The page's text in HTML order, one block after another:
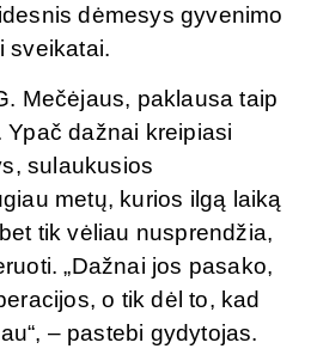
dėmesys gyvenimo
sveikatai.
Mečėjaus, paklausa taip
Ypač dažnai kreipiasi
sulaukusios
metų, kurios ilgą laiką
tik vėliau nusprendžia,
„Dažnai jos pasako,
o tik dėl to, kad
– pastebi gydytojas.